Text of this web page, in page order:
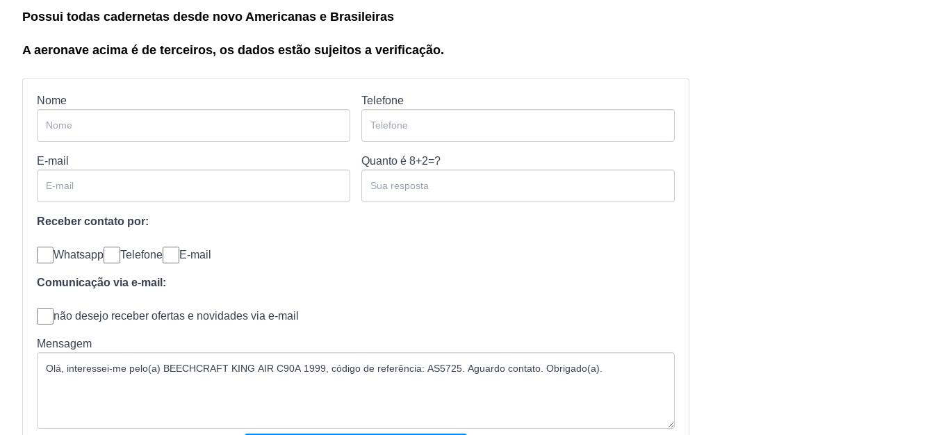
Possui todas cadernetas desde novo Americanas e Brasileiras
A aeronave acima é de terceiros, os dados estão sujeitos a verificação.
Nome Telefone
E-mail Quanto é 8+2=?
Receber contato por:
Whatsapp Telefone E-mail
Comunicação via e-mail:
não desejo receber ofertas e novidades via e-mail
Mensagem